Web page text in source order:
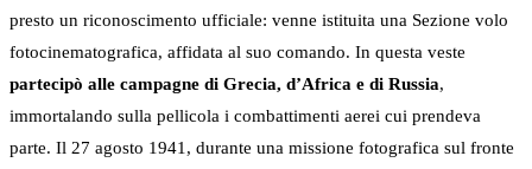
presto un riconoscimento ufficiale: venne istituita una Sezione volo
fotocinematografica, affidata al suo comando. In questa veste
partecipò alle campagne di Grecia, d’Africa e di Russia,
immortalando sulla pellicola i combattimenti aerei cui prendeva
parte. Il 27 agosto 1941, durante una missione fotografica sul fronte